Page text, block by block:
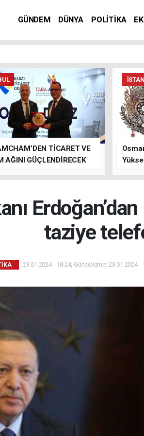
GÜNDEM DÜNYA POLİTİKA
TİCARET VE
AĞINI GÜÇLENDİRECEK
Erdoğan’dan
taziye
23.01.2024 - 18:24, Güncelleme: 23.01.2024 -